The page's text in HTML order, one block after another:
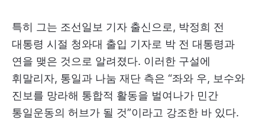
특히 그는 조선일보 기자 출신으로, 박정희 전
대통령 시절 청와대 출입 기자로 박 전 대통령과
연을 맺은 것으로 알려졌다. 이러한 구설에
휘말리자, 통일과 나눔 재단 측은 “좌와 우, 보수와
진보를 망라해 통합적 활동을 벌여나가 민간
통일운동의 허브가 될 것”이라고 강조한 바 있다.